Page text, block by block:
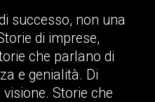
successo, non una
di imprese,
che parlano di
e genialità. Di
Storie che